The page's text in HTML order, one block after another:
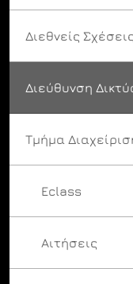
Διεθνείς
Διεύθυνση
Τμήμα
Eclass
Αιτήσεις